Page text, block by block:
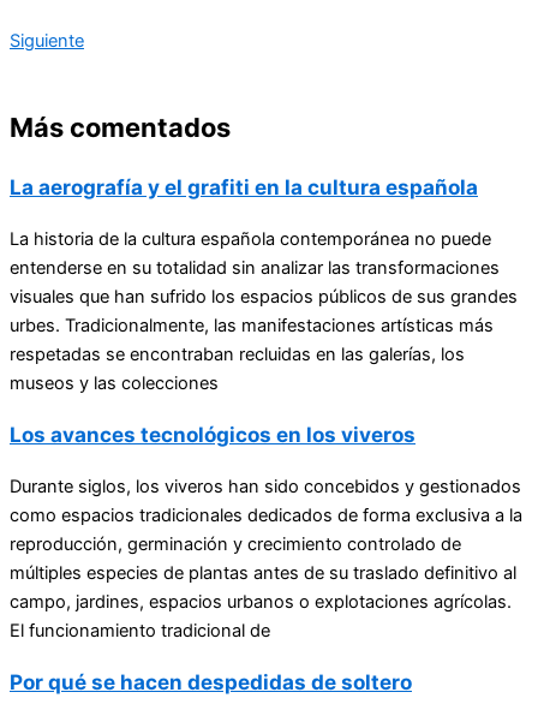
Siguiente
Más comentados
La aerografía y el grafiti en la cultura española
La historia de la cultura española contemporánea no puede
entenderse en su totalidad sin analizar las transformaciones
visuales que han sufrido los espacios públicos de sus grandes
urbes. Tradicionalmente, las manifestaciones artísticas más
respetadas se encontraban recluidas en las galerías, los
museos y las colecciones
Los avances tecnológicos en los viveros
Durante siglos, los viveros han sido concebidos y gestionados
como espacios tradicionales dedicados de forma exclusiva a la
reproducción, germinación y crecimiento controlado de
múltiples especies de plantas antes de su traslado definitivo al
campo, jardines, espacios urbanos o explotaciones agrícolas.
El funcionamiento tradicional de
Por qué se hacen despedidas de soltero